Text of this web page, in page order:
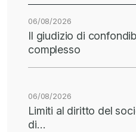
06/08/2026
Il giudizio di
complesso
06/08/2026
Limiti al diritto del
di…